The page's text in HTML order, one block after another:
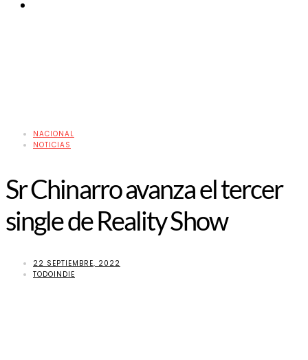
NACIONAL
NOTICIAS
Sr Chinarro avanza el tercer
single de Reality Show
22 SEPTIEMBRE, 2022
TODOINDIE